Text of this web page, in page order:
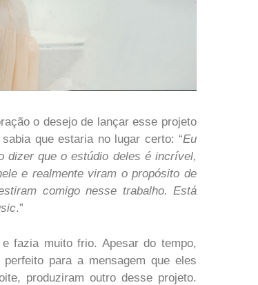
o desejo de lançar esse projeto
que estaria no lugar certo: “Eu
dizer que o estúdio deles é incrível,
e realmente viram o propósito de
comigo nesse trabalho. Está
.”
fazia muito frio. Apesar do tempo,
para a mensagem que eles
produziram outro desse projeto.